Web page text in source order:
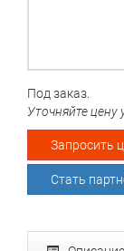
Под заказ.
Уточняйте
Запросить
Стать